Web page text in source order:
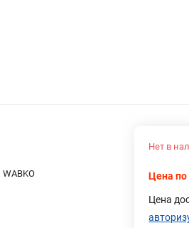
WABKO
Нет в
Цена по
Цена